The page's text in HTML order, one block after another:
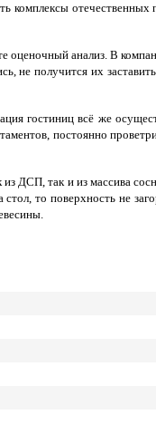
комплексы отечественных
оценочный анализ. В
не получится их
гостиниц всё же
постоянно
ДСП, так и из массива
то поверхность не